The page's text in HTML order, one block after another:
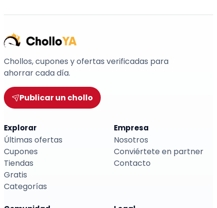
Chollos, cupones y ofertas verificadas para
ahorrar cada día.
Publicar un chollo
Explorar
Últimas ofertas
Cupones
Tiendas
Gratis
Categorías
Empresa
Nosotros
Conviértete en partner
Contacto